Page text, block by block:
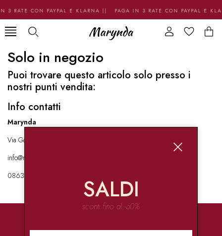
3 RATE CON PAYPAL E KLARNA || PAGA IN 3 RATE CON PAYPAL E
Solo in negozio
Puoi trovare questo articolo solo presso i
nostri punti vendita:
Info contatti
Marynda
Via Garibaldi 136 67051 Avezzano
info@marynda.com
08631871946
SALDI
sconti fino al -60%